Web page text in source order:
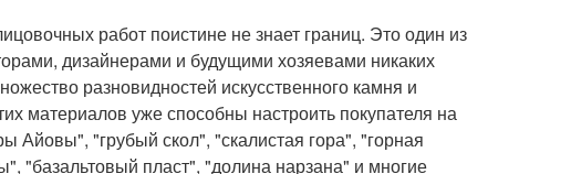
работ поистине не знает границ. Это один из
дизайнерами и будущими хозяевами никаких
разновидностей искусственного камня и
материалов уже способны настроить покупателя на
Айовы", "грубый скол", "скалистая гора", "горная
"базальтовый пласт", "долина нарзана" и многие